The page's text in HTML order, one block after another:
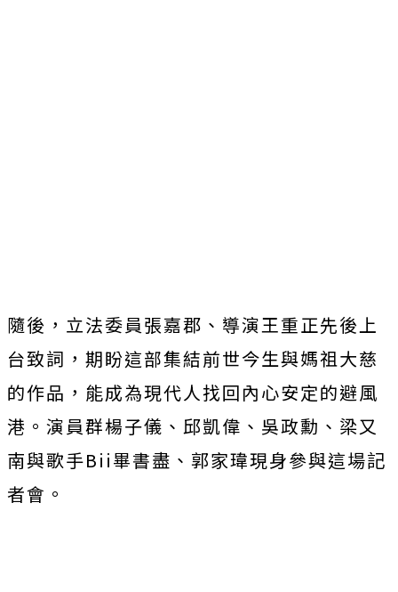
隨後，立法委員張嘉郡、 導演王重正先後上
台致詞， 期盼這部集結前世今生與媽祖大慈
的作品， 能成為現代人找回內心安定的避風
港。演員群楊子儀、邱凱偉、 吳政勳、梁又
南與歌手Bii畢書盡、郭家瑋現身參與這場記
者會。